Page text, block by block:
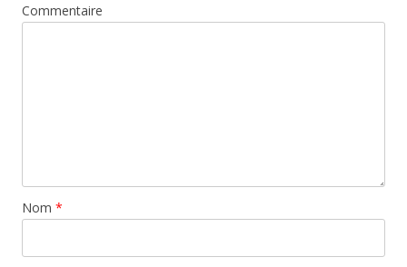
Commentaire
Nom *